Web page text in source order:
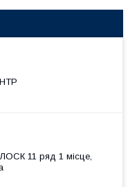
11 ряд 1 місце,